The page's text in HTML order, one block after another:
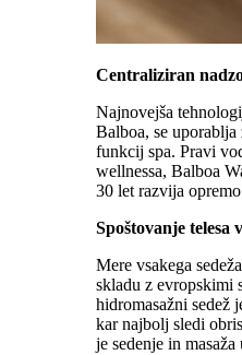
Centraliziran
Najnovejša
Balboa, se uporablja
funkcij spa. Pravi
wellnessa, Balboa
30 let razvija
Spoštovanje telesa
Mere vsakega
skladu z evropskimi
hidromasažni sedež
kar najbolj sledi
je sedenje in masaža